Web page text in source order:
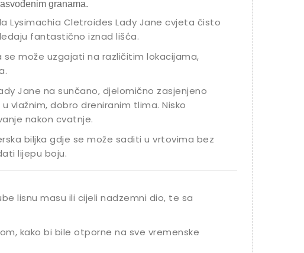
granama.
Lysimachia Cletroides Lady Jane cvjeta čisto
fantastično iznad lišća.
može uzgajati na različitim lokacijama,
Jane na sunčano, djelomično zasjenjeno
vlažnim, dobro dreniranim tlima. Nisko
nakon cvatnje.
biljka gdje se može saditi u vrtovima bez
lijepu boju.
lisnu masu ili cijeli nadzemni dio, te sa
kako bi bile otporne na sve vremenske